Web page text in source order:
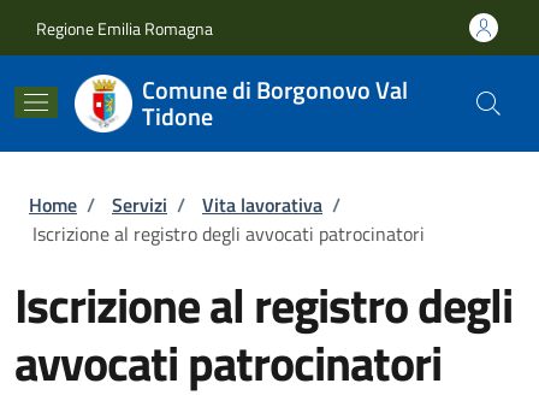
Regione Emilia Romagna
Comune di Borgonovo Val
Tidone
Briciole di pane
Home / Servizi / Vita lavorativa /
Iscrizione al registro degli avvocati patrocinatori
Iscrizione al registro degli
avvocati patrocinatori